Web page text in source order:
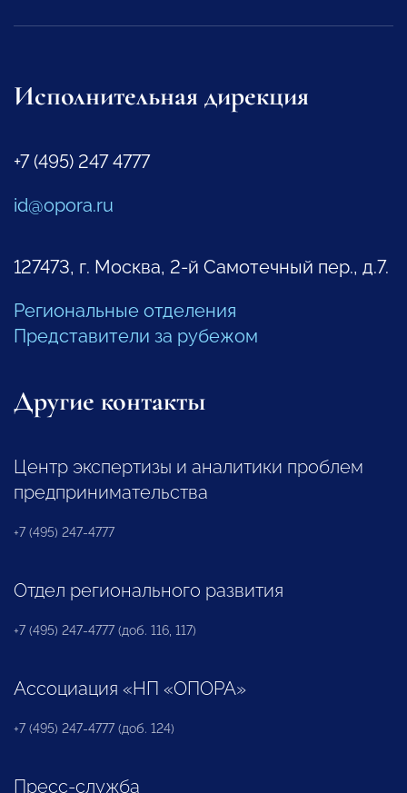
Исполнительная дирекция
+7 (495) 247 4777
id@opora.ru
127473, г. Москва, 2-й Самотечный пер., д.7.
Региональные отделения
Представители за рубежом
Другие контакты
Центр экспертизы и аналитики проблем
предпринимательства
+7 (495) 247-4777
Отдел регионального развития
+7 (495) 247-4777 (доб. 116, 117)
Ассоциация «НП «ОПОРА»
+7 (495) 247-4777 (доб. 124)
Пресс-служба